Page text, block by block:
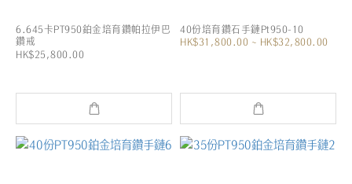
6.645卡PT950鉑金培育鑽帕拉伊巴
鑽戒
HK$25,800.00
40份培育鑽石手鏈Pt950-10
HK$31,800.00 ~ HK$32,800.00